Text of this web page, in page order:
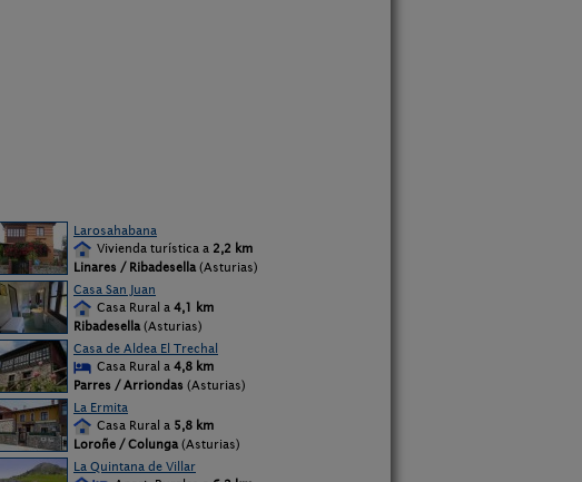
Larosahabana
Vivienda turística a 2,2 km
Linares / Ribadesella (Asturias)
Casa San Juan
Casa Rural a 4,1 km
Ribadesella (Asturias)
Casa de Aldea El Trechal
Casa Rural a 4,8 km
Parres / Arriondas (Asturias)
La Ermita
Casa Rural a 5,8 km
Loroñe / Colunga (Asturias)
La Quintana de Villar